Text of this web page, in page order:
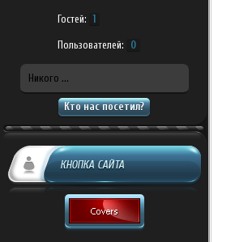
Гостей: 1
Пользователей: 0
Никого ...
Кто нас посетил?
КНОПКА САЙТА